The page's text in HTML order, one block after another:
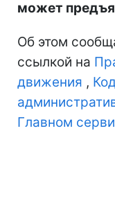
может
Об этом
ссылкой на
движения ,
Главном